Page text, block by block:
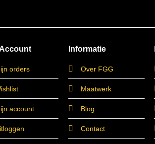
orders
account
Informatie
Over FGG
Maatwerk
Blog
Contact